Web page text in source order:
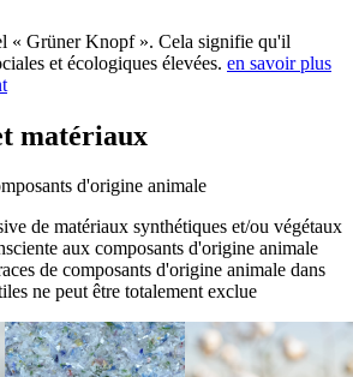
« Grüner Knopf ». Cela signifie qu'il
et écologiques élevées. en savoir plus
matériaux
d'origine animale
de matériaux synthétiques et/ou végétaux
aux composants d'origine animale
de composants d'origine animale dans
ne peut être totalement exclue